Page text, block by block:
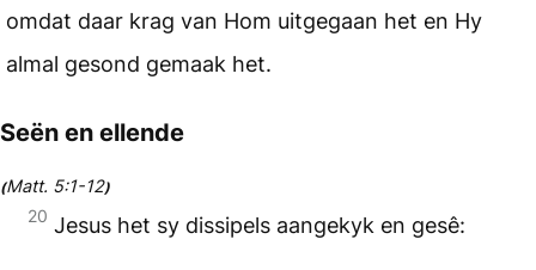
omdat daar krag van Hom uitgegaan het en Hy
almal gesond gemaak het.
Seën en ellende
(Matt. 5:1-12)
20 Jesus het sy dissipels aangekyk en gesê: